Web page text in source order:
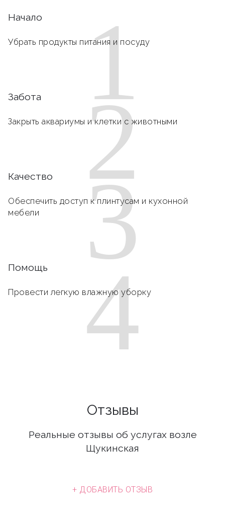
1
Начало
Убрать продукты питания и посуду
2
Забота
Закрыть аквариумы и клетки с животными
3
Качество
Обеспечить доступ к плинтусам и кухонной
мебели
4
Помощь
Провести легкую влажную уборку
Отзывы
Реальные отзывы об услугах возле
Щукинская
+ ДОБАВИТЬ ОТЗЫВ